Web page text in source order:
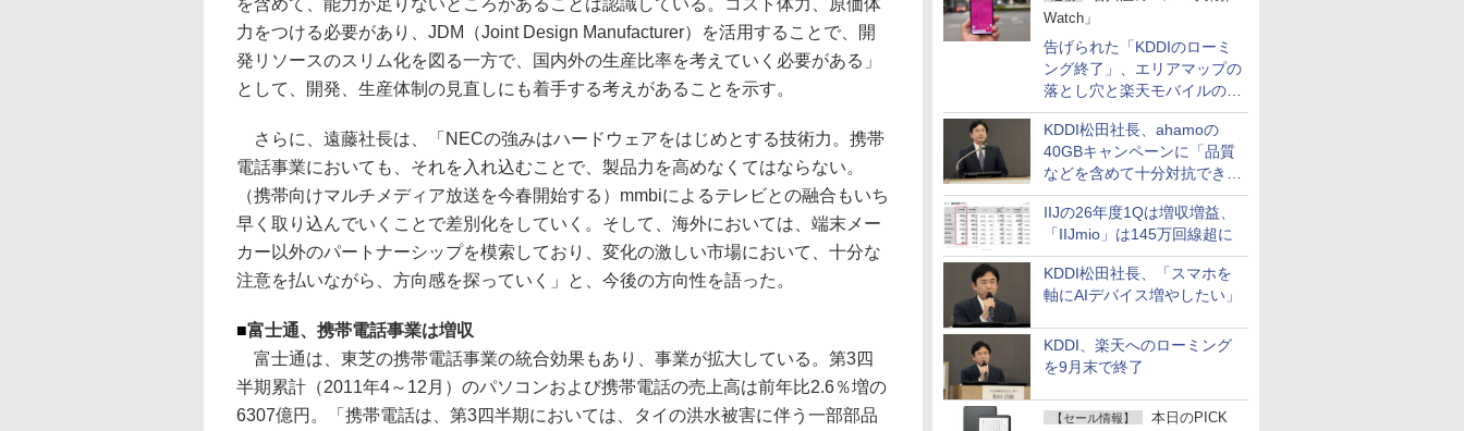
Watch」
告げられた「KDDIのローミ
ング終了」、エリアマップの
落とし穴と楽天モバイルの課
題
KDDI松田社長、ahamoの
40GBキャンペーンに「品質
などを含めて十分対抗でき
る」
IIJの26年度1Qは増収増益、
「IIJmio」は145万回線超に
KDDI松田社長、「スマホを
軸にAIデバイス増やしたい」
KDDI、楽天へのローミング
を9月末で終了
【セール情報】
本日のPICK
を含めて、能力が足りないところがあることは認識している。コスト体力、原価体
力をつける必要があり、JDM（Joint Design Manufacturer）を活用することで、開
発リソースのスリム化を図る一方で、国内外の生産比率を考えていく必要がある」
として、開発、生産体制の見直しにも着手する考えがあることを示す。
さらに、遠藤社長は、「NECの強みはハードウェアをはじめとする技術力。携帯
電話事業においても、それを入れ込むことで、製品力を高めなくてはならない。
（携帯向けマルチメディア放送を今春開始する）mmbiによるテレビとの融合もいち
早く取り込んでいくことで差別化をしていく。そして、海外においては、端末メー
カー以外のパートナーシップを模索しており、変化の激しい市場において、十分な
注意を払いながら、方向感を探っていく」と、今後の方向性を語った。
■富士通、携帯電話事業は増収
富士通は、東芝の携帯電話事業の統合効果もあり、事業が拡大している。第3四
半期累計（2011年4～12月）のパソコンおよび携帯電話の売上高は前年比2.6％増の
6307億円。「携帯電話は、第3四半期においては、タイの洪水被害に伴う一部部品